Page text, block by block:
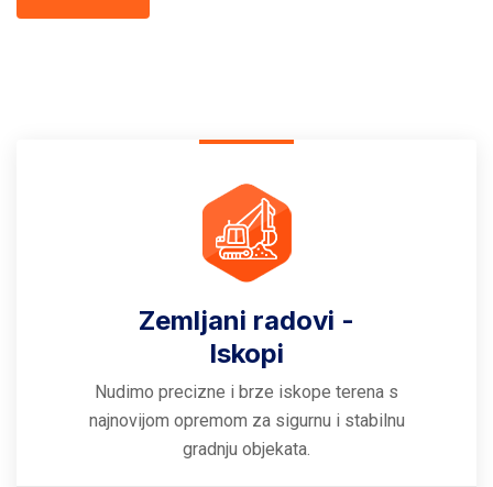
Zemljani radovi -
Iskopi
Nudimo precizne i brze iskope terena s
najnovijom opremom za sigurnu i stabilnu
gradnju objekata.